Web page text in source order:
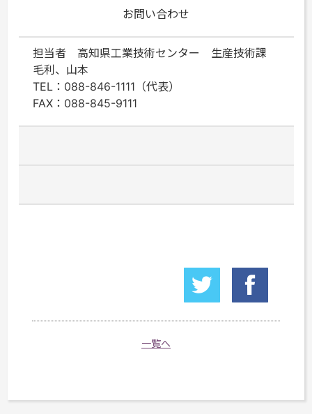
お問い合わせ
担当者 高知県工業技術センター 生産技術課
毛利、山本
TEL：088-846-1111（代表）
FAX：088-845-9111
一覧へ